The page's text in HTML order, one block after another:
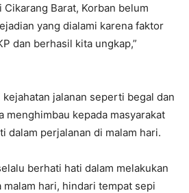
Barat, Korban belum
yang dialami karena faktor
dan berhasil kita ungkap,”
jalanan seperti begal dan
menghimbau kepada masyarakat
dalam perjalanan di malam hari.
berhati hati dalam melakukan
hari, hindari tempat sepi